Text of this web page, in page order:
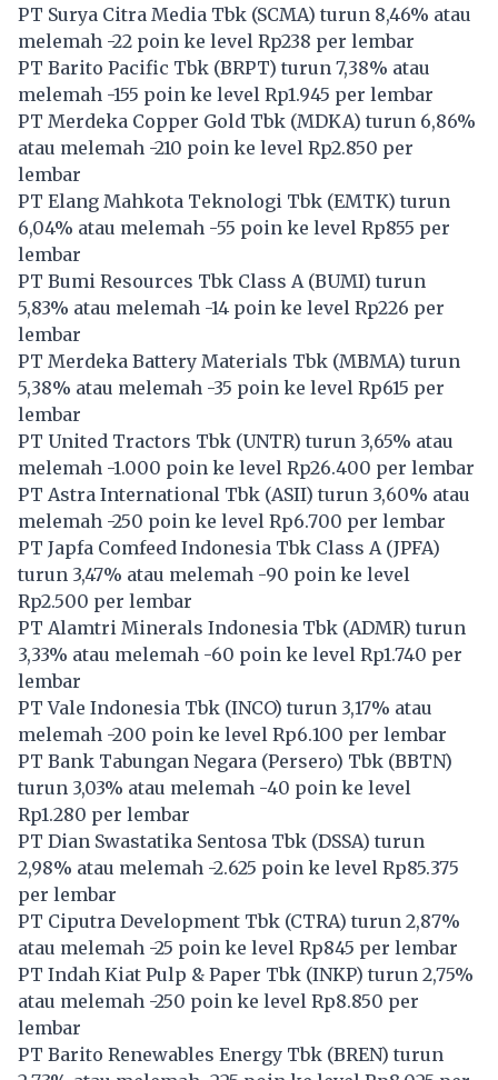
PT Surya Citra Media Tbk (SCMA) turun 8,46% atau
melemah -22 poin ke level Rp238 per lembar
PT Barito Pacific Tbk (BRPT) turun 7,38% atau
melemah -155 poin ke level Rp1.945 per lembar
PT Merdeka Copper Gold Tbk (MDKA) turun 6,86%
atau melemah -210 poin ke level Rp2.850 per
lembar
PT Elang Mahkota Teknologi Tbk (EMTK) turun
6,04% atau melemah -55 poin ke level Rp855 per
lembar
PT Bumi Resources Tbk Class A (BUMI) turun
5,83% atau melemah -14 poin ke level Rp226 per
lembar
PT Merdeka Battery Materials Tbk (MBMA) turun
5,38% atau melemah -35 poin ke level Rp615 per
lembar
PT United Tractors Tbk (UNTR) turun 3,65% atau
melemah -1.000 poin ke level Rp26.400 per lembar
PT Astra International Tbk (ASII) turun 3,60% atau
melemah -250 poin ke level Rp6.700 per lembar
PT Japfa Comfeed Indonesia Tbk Class A (JPFA)
turun 3,47% atau melemah -90 poin ke level
Rp2.500 per lembar
PT Alamtri Minerals Indonesia Tbk (ADMR) turun
3,33% atau melemah -60 poin ke level Rp1.740 per
lembar
PT Vale Indonesia Tbk (INCO) turun 3,17% atau
melemah -200 poin ke level Rp6.100 per lembar
PT Bank Tabungan Negara (Persero) Tbk (BBTN)
turun 3,03% atau melemah -40 poin ke level
Rp1.280 per lembar
PT Dian Swastatika Sentosa Tbk (DSSA) turun
2,98% atau melemah -2.625 poin ke level Rp85.375
per lembar
PT Ciputra Development Tbk (CTRA) turun 2,87%
atau melemah -25 poin ke level Rp845 per lembar
PT Indah Kiat Pulp & Paper Tbk (INKP) turun 2,75%
atau melemah -250 poin ke level Rp8.850 per
lembar
PT Barito Renewables Energy Tbk (BREN) turun